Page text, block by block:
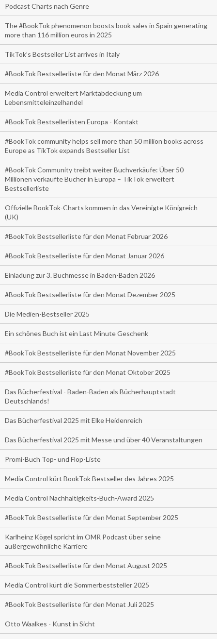
Podcast Charts nach Genre
The #BookTok phenomenon boosts book sales in Spain generating
more than 116 million euros in 2025
TikTok’s Bestseller List arrives in Italy
#BookTok Bestsellerliste für den Monat März 2026
Media Control erweitert Marktabdeckung um
Lebensmitteleinzelhandel
#BookTok Bestsellerlisten Europa - Kontakt
#BookTok community helps sell more than 50 million books across
Europe as TikTok expands Bestseller List
#BookTok Community treibt weiter Buchverkäufe: Über 50
Millionen verkaufte Bücher in Europa – TikTok erweitert
Bestsellerliste
Offizielle BookTok-Charts kommen in das Vereinigte Königreich
(UK)
#BookTok Bestsellerliste für den Monat Februar 2026
#BookTok Bestsellerliste für den Monat Januar 2026
Einladung zur 3. Buchmesse in Baden-Baden 2026
#BookTok Bestsellerliste für den Monat Dezember 2025
Die Medien-Bestseller 2025
Ein schönes Buch ist ein Last Minute Geschenk
#BookTok Bestsellerliste für den Monat November 2025
#BookTok Bestsellerliste für den Monat Oktober 2025
Das Bücherfestival - Baden-Baden als Bücherhauptstadt
Deutschlands!
Das Bücherfestival 2025 mit Elke Heidenreich
Das Bücherfestival 2025 mit Messe und über 40 Veranstaltungen
Promi-Buch Top- und Flop-Liste
Media Control kürt BookTok Bestseller des Jahres 2025
Media Control Nachhaltigkeits-Buch-Award 2025
#BookTok Bestsellerliste für den Monat September 2025
Karlheinz Kögel spricht im OMR Podcast über seine
außergewöhnliche Karriere
#BookTok Bestsellerliste für den Monat August 2025
Media Control kürt die Sommerbeststeller 2025
#BookTok Bestsellerliste für den Monat Juli 2025
Otto Waalkes - Kunst in Sicht